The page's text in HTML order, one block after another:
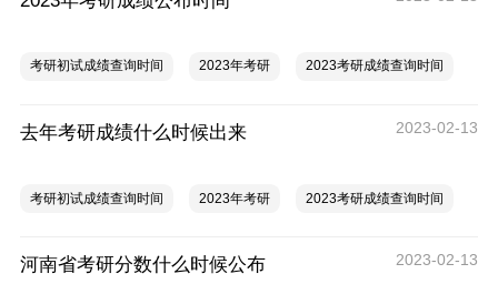
考研初试成绩查询时间 2023年考研 2023考研成绩查询时间
去年考研成绩什么时候出来 2023-02-13
考研初试成绩查询时间 2023年考研 2023考研成绩查询时间
河南省考研分数什么时候公布 2023-02-13